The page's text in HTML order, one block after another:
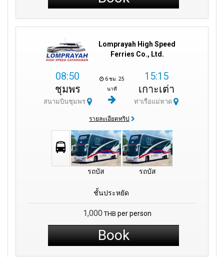
Lomprayah High Speed
Ferries Co., Ltd.
08:50
ชุมพร
สนามบินชุมพร
6 ชม. 25
นาที
15:15
เกาะเต่า
ท่าเรือแม่หาด
รายละเอียดทริป
รถบัส รถบัส
ชั้นประหยัด
1,000 THB per person
Book